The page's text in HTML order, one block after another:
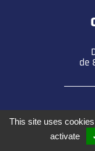
de
This site uses
activate